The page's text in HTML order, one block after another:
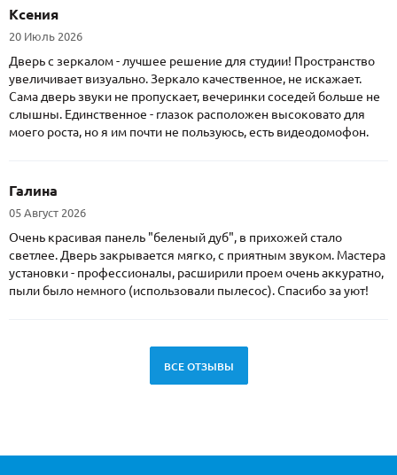
Ксения
20 Июль 2026
Дверь с зеркалом - лучшее решение для студии! Пространство
увеличивает визуально. Зеркало качественное, не искажает.
Сама дверь звуки не пропускает, вечеринки соседей больше не
слышны. Единственное - глазок расположен высоковато для
моего роста, но я им почти не пользуюсь, есть видеодомофон.
Галина
05 Август 2026
Очень красивая панель "беленый дуб", в прихожей стало
светлее. Дверь закрывается мягко, с приятным звуком. Мастера
установки - профессионалы, расширили проем очень аккуратно,
пыли было немного (использовали пылесос). Спасибо за уют!
ВСЕ ОТЗЫВЫ